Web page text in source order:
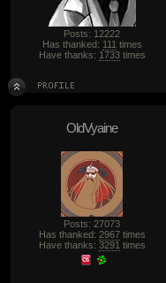
Posts: 12222
Has thanked: 111 times
Have thanks: 1733times
OldVyaine
Posts: 27073
Has thanked: 2967times
Have thanks: 3291 times